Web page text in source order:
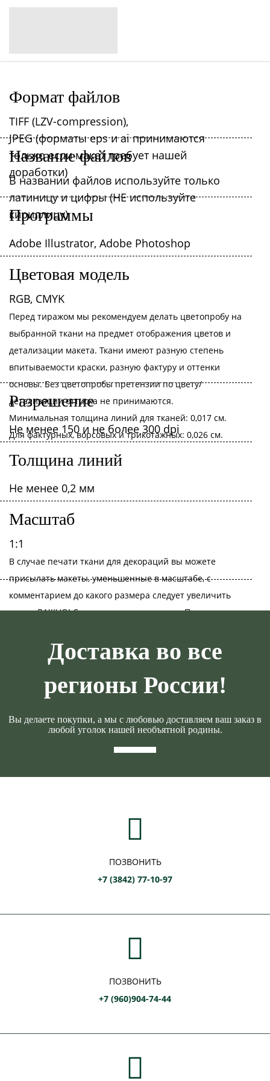
Формат файлов
TIFF (LZV-compression),
JPEG (форматы eps и ai принимаются
только если макет требует нашей
доработки)
Название файлов
В названии файлов используйте только
латиницу и цифры (НЕ используйте
кириллицу)
Программы
Adobe Illustrator, Adobe Photoshop
Цветовая модель
RGB, CMYK
Перед тиражом мы рекомендуем делать цветопробу на
выбранной ткани на предмет отображения цветов и
детализации макета. Ткани имеют разную степень
впитываемости краски, разную фактуру и оттенки
основы. Без цветопробы претензии по цвету/
детализации оттиска не принимаются.
Минимальная толщина линий для тканей: 0,017 см.
Для фактурных, ворсовых и трикотажных: 0,026 см.
Разрешение
Не менее 150 и не более 300 dpi
Толщина линий
Не менее 0,2 мм
Масштаб
1:1
В случае печати ткани для декораций вы можете
присылать макеты, уменьшенные в масштабе, с
комментарием до какого размера следует увеличить
макет. ВАЖНО! Следите за разрешением. При
уменьшаетсяДоставка во все
регионы России!
Вы делаете покупки, а мы с любовью доставляем ваш заказ в
любой уголок нашей необъятной родины.
ПОЗВОНИТЬ
+7 (3842) 77-10-97
ПОЗВОНИТЬ
+7 (960)904-74-44